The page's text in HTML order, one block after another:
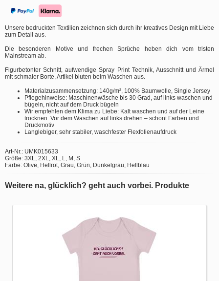
Unsere bedruckten Textilien zeichnen sich durch ihr kreatives Design mit Liebe
zum Detail aus.
Die besonderen Motive und frechen Sprüche heben dich vom tristen
Mainstream ab.
Figurbetonter Schnitt, aufwendige Spray Print Technik, Ausschnitt und Ärmel
mit schmaler Borte, Artikel bluten beim Waschen aus.
Materialzusammensetzung: 140g/m², 100% Baumwolle, Single Jersey
Pflegehinweise: Maschinenwäsche bis 30 Grad, auf links waschen und
bügeln, nicht auf dem Druck bügeln
Wir empfehlen dem Klima zu Liebe: Kalt waschen und auf der Leine
trocknen. Vor dem Waschen auf links drehen – schont Farben und
Druckmotiv
Langlebiger, sehr stabiler, waschfester Flexfolienaufdruck
Art-Nr.: UMK015633
Größe: 3XL, 2XL, XL, L, M, S
Farbe: Olive, Hellrot, Grau, Grün, Dunkelgrau, Hellblau
Weitere na, glücklich? geht auch vorbei. Produkte